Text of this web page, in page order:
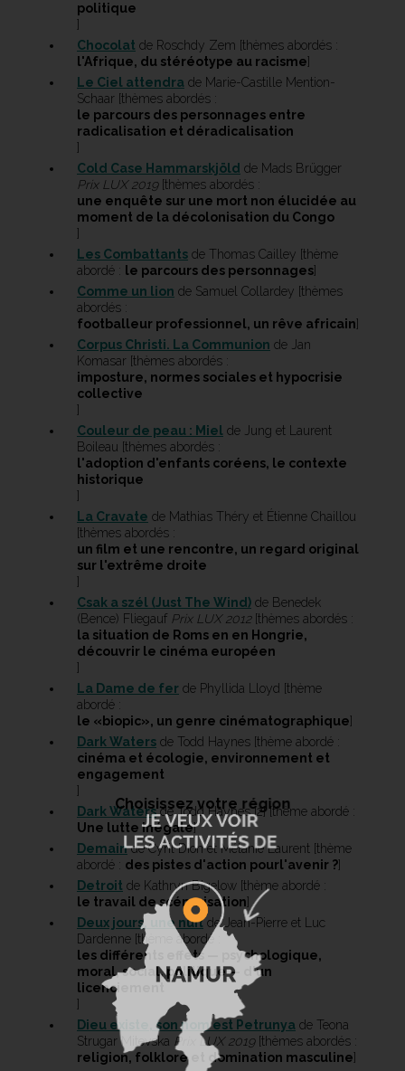
politique
]
Chocolat de Roschdy Zem [thèmes abordés :
l'Afrique, du stéréotype au racisme]
Le Ciel attendra de Marie-Castille Mention-
Schaar [thèmes abordés :
le parcours des personnages entre
radicalisation et déradicalisation
]
Cold Case Hammarskjöld de Mads Brügger
Prix LUX 2019[thèmes abordés :
une enquête sur une mort non élucidée au
moment de la décolonisation du Congo
]
Les Combattants de Thomas Cailley [thème
abordé : le parcours des personnages]
Comme un lion de Samuel Collardey [thèmes
abordés :
footballeur professionnel, un rêve africain]
Corpus Christi. La Communion de Jan
Komasar [thèmes abordés :
imposture, normes sociales et hypocrisie
collective
]
Couleur de peau : Miel de Jung et Laurent
Boileau [thèmes abordés :
l'adoption d'enfants coréens, le contexte
historique
]
La Cravate de Mathias Théry et Étienne Chaillou
[thèmes abordés :
un film et une rencontre, un regard original
sur l'extrême droite
]
Csak a szél (Just The Wind) de Benedek
(Bence) Fliegauf Prix LUX 2012[thèmes abordés :
la situation de Roms en en Hongrie,
découvrir le cinéma européen
]
La Dame de fer de Phyllida Lloyd [thème
abordé :
le «biopic», un genre cinématographique]
Dark Waters de Todd Haynes [thème abordé :
cinéma et écologie, environnement et
engagement
]
Dark Watersde Todd Haynes [2] [thème abordé :
Une lutte inégale]
Demainde Cyril Dion et Mélanie Laurent [thème
abordé : des pistes d'action pourl'avenir ?]
Detroit de Kathryn Bigelow [thème abordé :
le travail de scénarisation]
Deux jours, une nuitde Jean-Pierre et Luc
Dardenne [thème abordé :
les différents effets — psychologique,
moral, social, politique — d'un
licenciement
]
Dieu existe, son nom est Petrunya de Teona
Strugar Mitevska Prix LUX 2019[thèmes abordés :
religion, folklore et domination masculine]
Choisissez votre région